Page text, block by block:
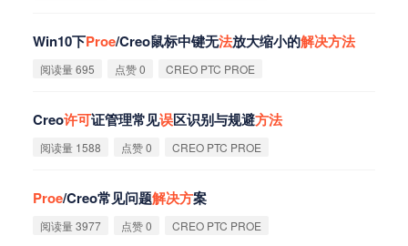
Win10下Proe/Creo鼠标中键无法放大缩小的解决方法
阅读量 695 点赞 0 CREO PTC PROE
Creo许可证管理常见误区识别与规避方法
阅读量 1588 点赞 0 CREO PTC PROE
Proe/Creo常见问题解决方案
阅读量 3977 点赞 0 CREO PTC PROE